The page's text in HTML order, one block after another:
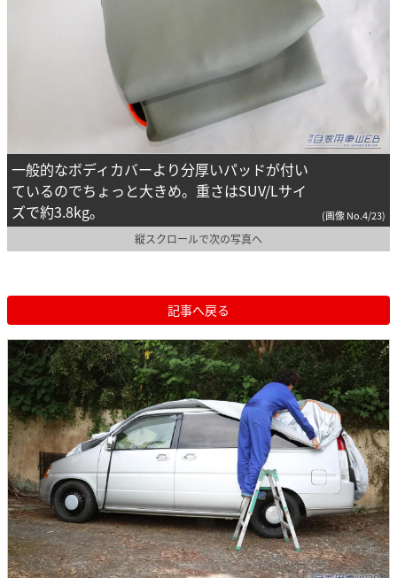
一般的なボディカバーより分厚いパッドが付い
ているのでちょっと大きめ。重さはSUV/Lサイ
ズで約3.8kg。
(画像 No.4/23)
縦スクロールで次の写真へ
記事へ戻る